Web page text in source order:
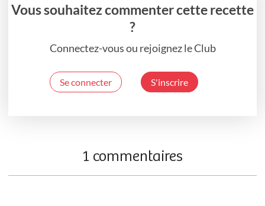
Vous souhaitez commenter cette recette
?
Connectez-vous ou rejoignez le Club
Se connecter S'inscrire
1 commentaires